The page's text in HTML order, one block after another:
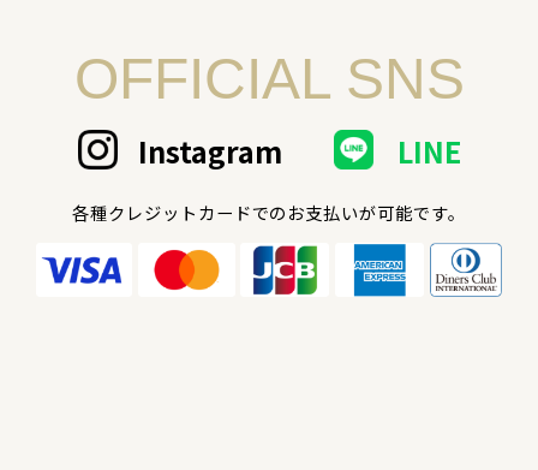
OFFICIAL SNS
Instagram LINE
各種クレジットカードでのお支払いが可能です。